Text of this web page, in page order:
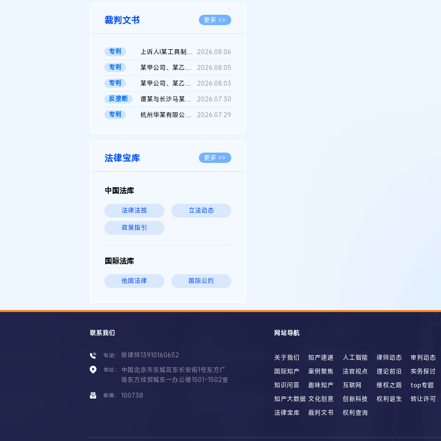
裁判文书 更多 >>
专利 上诉人I某工具制品有限公司与被上诉人程某及一审被告中华人民共和...
2026.08.06
专利
某甲公司、某乙公司、某丙公司申请诉前行为保全复议裁定书
2026.08.05
专利
某甲公司、某乙公司、官某与某丙公司专利申请权权属纠纷 二审判决...
2026.08.03
反垄断
谭某与长沙马某堆农产品股份有限公司滥用市场支配地位纠纷二审裁...
2026.07.30
专利
杭州华某有限公司与菲某有限公司侵害发明专利权纠纷 2026.07.29
法律宝库 更多 >>
中国法库
法律法规 立法动态
政策指引
国际法库
他国法律 国际公约
联系我们
电话： 徐律师13910160652
地址：
中国北京市东城区东长安街1号东方广
场东方经贸城东一办公楼1501-1502室
邮编： 100738
网站导航
关于我们 知产速递 人工智能 律师动态
审判动态
国际知产
案例聚焦 法官视点 理论前沿
实务探讨
知识问答
趣味知产 互联网 维权之路
top专题
知产大数据 文化创意 创新科技 权利诞生
转让许可
法律宝库
裁判文书 权利查询